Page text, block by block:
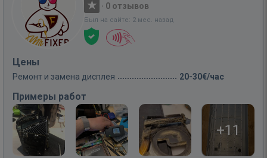
· 0 отзывов
Был на сайте: 2 мес. назад
Цены
Ремонт и замена дисплея 20-30€/час
Примеры работ
+11